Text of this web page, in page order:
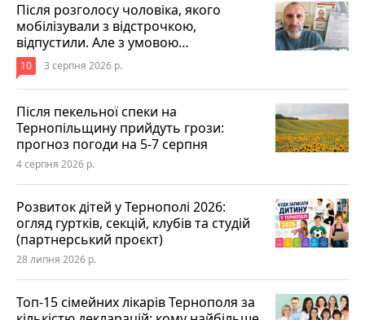
Після розголосу чоловіка, якого
мобілізували з відстрочкою,
відпустили. Але з умовою…
10 3 серпня 2026 р.
Після пекельної спеки на
Тернопільщину прийдуть грози:
прогноз погоди на 5-7 серпня
4 серпня 2026 р.
Розвиток дітей у Тернополі 2026:
огляд гуртків, секцій, клубів та студій
(партнерський проєкт)
28 липня 2026 р.
Топ-15 сімейних лікарів Тернополя за